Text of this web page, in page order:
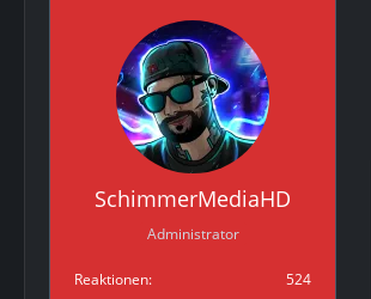
SchimmerMediaHD
Administrator
Reaktionen
524